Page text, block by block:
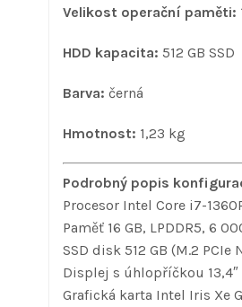
Velikost operační paměti:
HDD kapacita: 512 GB SSD
Barva: černá
Hmotnost: 1,23 kg
Podrobný popis
Procesor Intel Core i7-
Paměť 16 GB, LPDDR5, 6
SSD disk 512 GB (M.2 PCIe
Displej s úhlopříčkou
Grafická karta Intel Iris Xe